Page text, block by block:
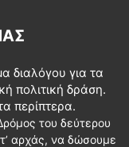
διαλόγου για τα
πολιτική δράση.
περίπτερα.
του δεύτερου
αρχάς, να δώσουμε